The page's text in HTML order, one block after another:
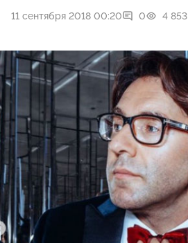
11 сентября 2018 00:20 0 4 853